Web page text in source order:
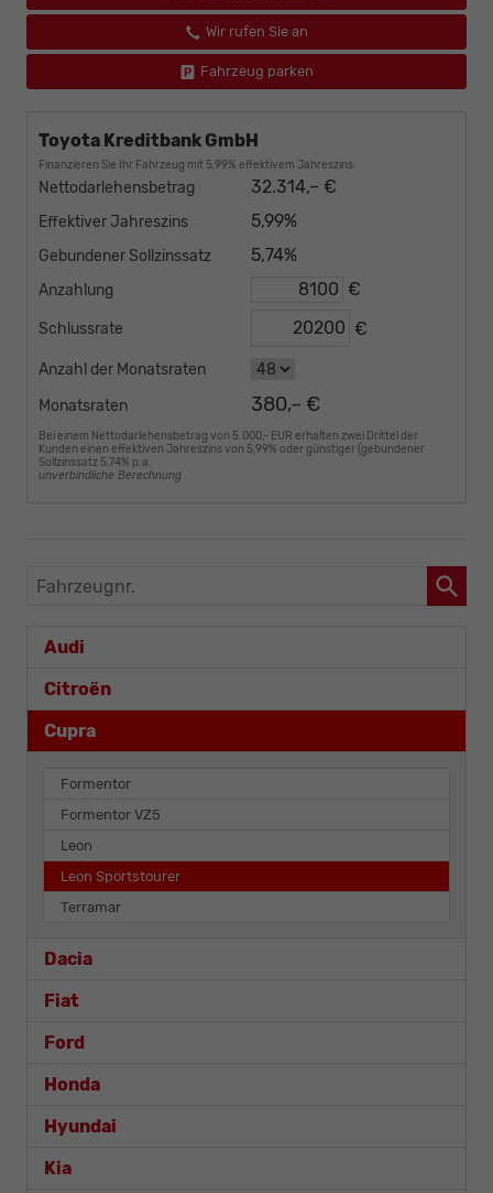
Wir rufen Sie an
Fahrzeug parken
Toyota Kreditbank GmbH
Finanzieren Sie Ihr Fahrzeug mit 5,99% effektivem Jahreszins.
Nettodarlehensbetrag 32.314,– €
Effektiver Jahreszins 5,99%
Gebundener Sollzinssatz 5,74%
Anzahlung €
Schlussrate €
Anzahl der Monatsraten
Monatsraten
380,– €
Bei einem Nettodarlehensbetrag von 5.000,- EUR erhalten zwei Drittel der
Kunden einen effektiven Jahreszins von 5,99% oder günstiger (gebundener
Sollzinssatz 5,74% p.a.
unverbindliche Berechnung
Fahrzeugnr.
Audi
Citroën
Cupra
Formentor
Formentor VZ5
Leon
Leon Sportstourer
Terramar
Dacia
Fiat
Ford
Honda
Hyundai
Kia